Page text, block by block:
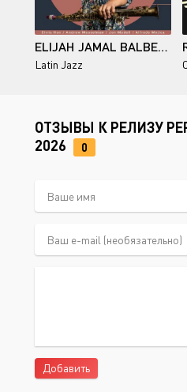
ELIJAH JAMAL BALBED / FIESTA MOJO: THE CRAB SHACK SESSIONS, VOL. 2
Latin Jazz
ОТЗЫВЫ К РЕЛИЗУ
2026
0
Добавить